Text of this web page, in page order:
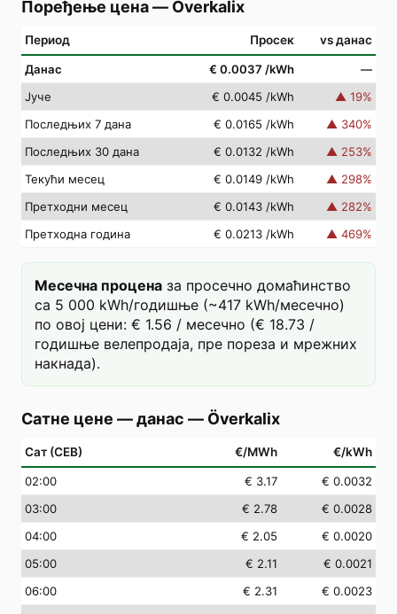
Поређење цена— Överkalix
Период Просек vs данас
Данас € 0.0037 /kWh
—
Јуче
€ 0.0045 /kWh ▲ 19%
Последњих 7 дана
€ 0.0165 /kWh ▲ 340%
Последњих 30 дана
€ 0.0132 /kWh ▲ 253%
Текући месец
€ 0.0149 /kWh ▲ 298%
Претходни месец
€ 0.0143 /kWh ▲ 282%
Претходна година
€ 0.0213 /kWh ▲ 469%
Месечна процена за просечно домаћинство
са 5 000 kWh/годишње (~417 kWh/месечно)
по овој цени: € 1.56 / месечно (€ 18.73 /
годишње велепродаја, пре пореза и мрежних
накнада).
Сатне цене — данас — Överkalix
Сат (СЕВ) €/MWh €/kWh
02:00 € 3.17
€ 0.0032
03:00 € 2.78
€ 0.0028
04:00 € 2.05
€ 0.0020
05:00 € 2.11
€ 0.0021
06:00 € 2.31
€ 0.0023